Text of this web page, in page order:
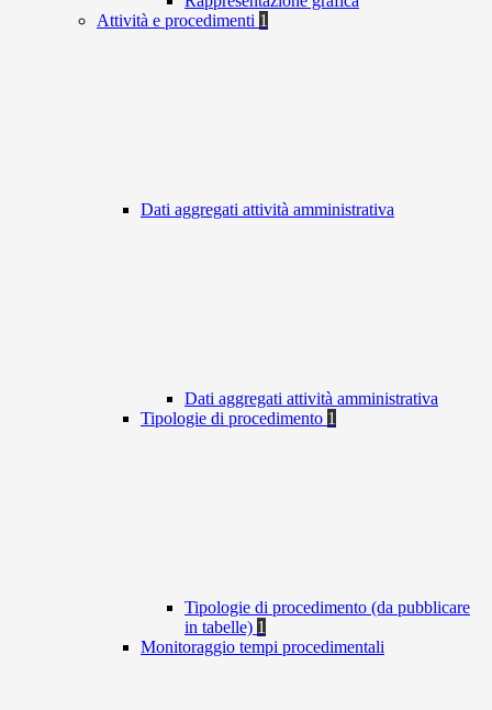
Attività e procedimenti 1
Dati aggregati attività amministrativa
Dati aggregati attività amministrativa
Tipologie di procedimento 1
Tipologie di procedimento (da pubblicare
in tabelle) 1
Monitoraggio tempi procedimentali